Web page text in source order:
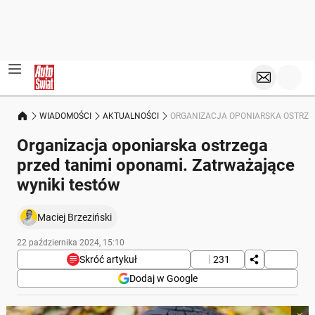
WIADOMOŚCI AKTUALNOŚCI ORGANIZACJA OPONIARSKA
Organizacja oponiarska ostrzega
przed tanimi oponami. Zatrważające
wyniki testów
Maciej Brzeziński
22 października 2024, 15:10
Skróć artykuł
231
Dodaj w Google